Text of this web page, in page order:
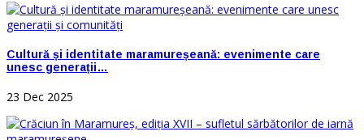
Cultură și identitate maramureșeană: evenimente care
unesc generații…
23 Dec 2025